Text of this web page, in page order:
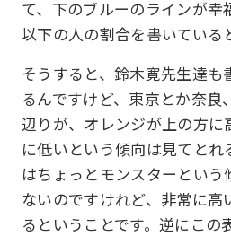
て、下のブルーのラインが
以下の人の割合を書いている
そうすると、鈴木寛先生達も
るんですけど、東京とか奈良
辺りが、オレンジが上の方に
に低いという傾向は見てとれ
はちょっとモンスターとい
ないのですけれど、非常に高
るということです。逆にこの